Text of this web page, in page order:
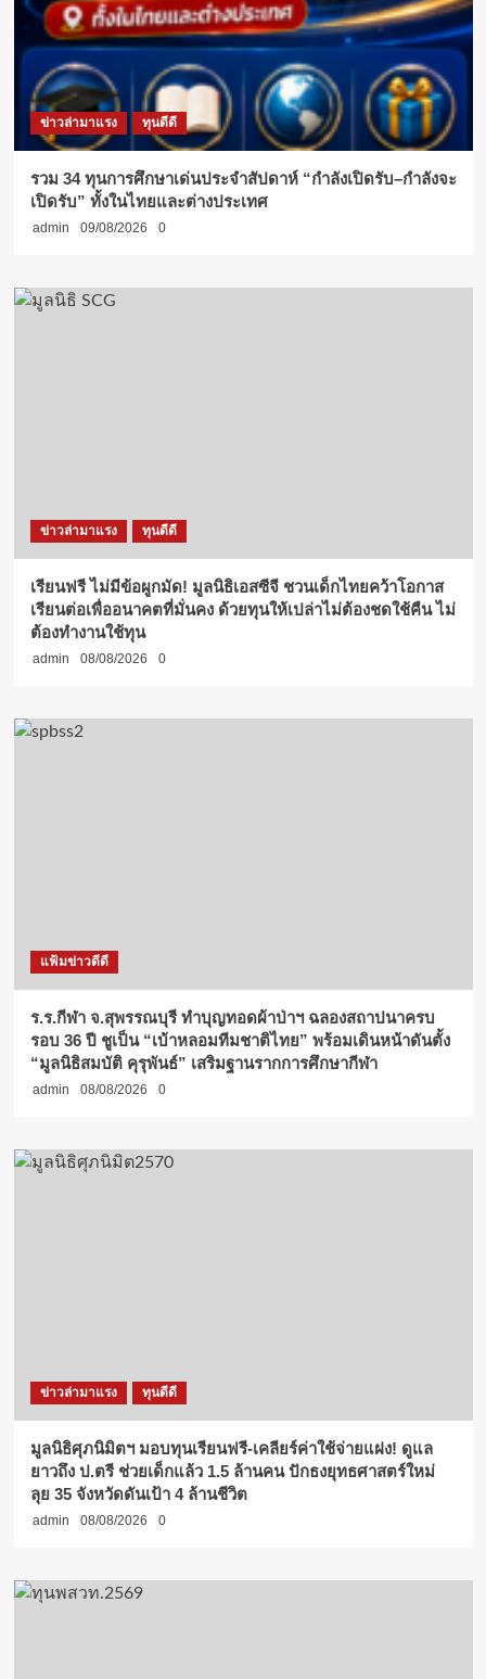
ข่าวล่ามาแรง ทุนดีดี
รวม 34 ทุนการศึกษาเด่นประจำสัปดาห์ “กำลังเปิดรับ–กำลังจะ
เปิดรับ” ทั้งในไทยและต่างประเทศ
admin 09/08/2026 0
ข่าวล่ามาแรง ทุนดีดี
เรียนฟรี ไม่มีข้อผูกมัด! มูลนิธิเอสซีจี ชวนเด็กไทยคว้าโอกาส
เรียนต่อเพื่ออนาคตที่มั่นคง ด้วยทุนให้เปล่าไม่ต้องชดใช้คืน ไม่
ต้องทำงานใช้ทุน
admin 08/08/2026 0
แฟ้มข่าวดีดี
ร.ร.กีฬา จ.สุพรรณบุรี ทำบุญทอดผ้าป่าฯ ฉลองสถาปนาครบ
รอบ 36 ปี ชูเป็น “เบ้าหลอมทีมชาติไทย” พร้อมเดินหน้าดันตั้ง
“มูลนิธิสมบัติ คุรุพันธ์” เสริมฐานรากการศึกษากีฬา
admin 08/08/2026 0
ข่าวล่ามาแรง ทุนดีดี
มูลนิธิศุภนิมิตฯ มอบทุนเรียนฟรี-เคลียร์ค่าใช้จ่ายแฝง! ดูแล
ยาวถึง ป.ตรี ช่วยเด็กแล้ว 1.5 ล้านคน ปักธงยุทธศาสตร์ใหม่
ลุย 35 จังหวัดดันเป้า 4 ล้านชีวิต
admin 08/08/2026 0